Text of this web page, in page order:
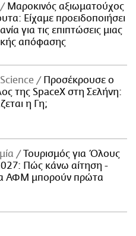
Μαροκινός αξιωματούχος
Είχαμε προειδοποιήσει
για τις επιπτώσεις μιας
απόφασης
Προσέκρουσε ο
της SpaceX στη Σελήνη:
η Γη;
Τουρισμός για Όλους
Πώς κάνω αίτηση -
ΑΦΜ μπορούν πρώτα